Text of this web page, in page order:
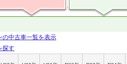
の中古車一覧を表示
探す